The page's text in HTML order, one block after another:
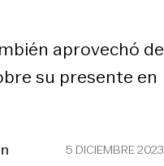
aprovechó de
su presente en
5 DICIEMBRE 2023